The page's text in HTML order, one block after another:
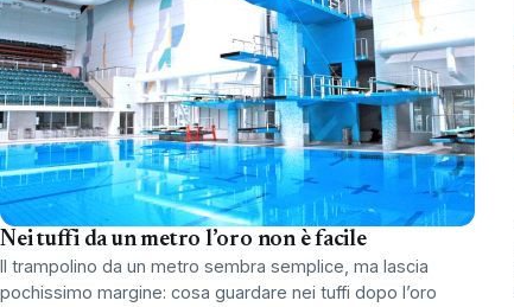
Nei tuffi da un metro l’oro non è facile
Il trampolino da un metro sembra semplice, ma lascia
pochissimo margine: cosa guardare nei tuffi dopo l’oro